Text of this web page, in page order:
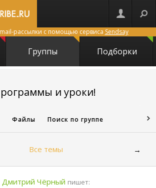
рассылки с помощью сервиса Sendsay
Группы Подборки
и уроки!
Файлы Поиск по группе
Все темы →
Дмитрий Чёрный пишет: